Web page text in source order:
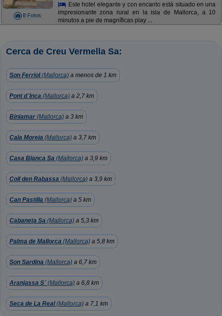
8 Fotos
Este hotel elegante y con encanto está situado en una
impresionante zona rural en la isla de Mallorca, a 10
minutos a pie de magníficas play ...
Cerca de Creu Vermella Sa:
Son Ferriol(Mallorca) a menos de 1 km
Pont d´Inca (Mallorca) a 2,7 km
Biniamar (Mallorca) a 3 km
Cala Moreia (Mallorca) a 3,7 km
Casa Blanca Sa (Mallorca) a 3,9 km
Coll den Rabassa (Mallorca) a 3,9 km
Can Pastilla (Mallorca) a 5 km
Cabaneta Sa (Mallorca) a 5,3 km
Palma de Mallorca (Mallorca) a 5,8 km
Son Sardina (Mallorca) a 6,7 km
Aranjassa S´(Mallorca) a 6,8 km
Seca de La Real(Mallorca) a 7,1 km